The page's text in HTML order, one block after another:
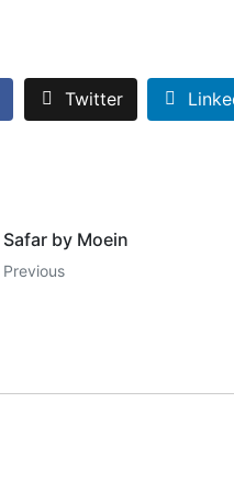
Twitter
Safar by Moein
Previous